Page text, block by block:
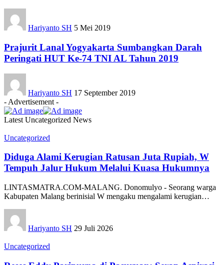
Hariyanto SH 5 Mei 2019
Prajurit Lanal Yogyakarta Sumbangkan Darah
Peringati HUT Ke-74 TNI AL Tahun 2019
Hariyanto SH 17 September 2019
- Advertisement -
Latest Uncategorized News
Uncategorized
Diduga Alami Kerugian Ratusan Juta Rupiah, W
Tempuh Jalur Hukum Melalui Kuasa Hukumnya
LINTASMATRA.COM-MALANG. Donomulyo - Seorang warga
Kabupaten Malang berinisial W mengaku mengalami kerugian…
Hariyanto SH 29 Juli 2026
Uncategorized